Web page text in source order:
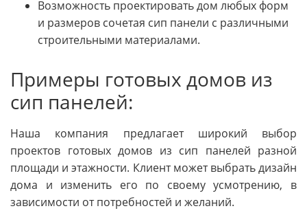
Возможность проектировать дом любых форм
и размеров сочетая сип панели с различными
строительными материалами.
Примеры готовых домов из
сип панелей:
Наша компания предлагает широкий выбор
проектов готовых домов из сип панелей разной
площади и этажности. Клиент может выбрать дизайн
дома и изменить его по своему усмотрению, в
зависимости от потребностей и желаний.